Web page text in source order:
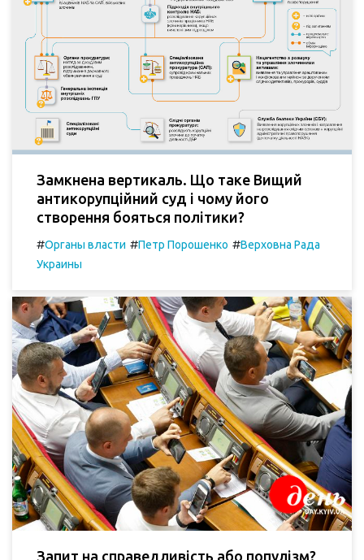
Замкнена вертикаль. Що таке Вищий
антикорупційний суд і чому його
створення бояться політики?
#Органы власти #Петр Порошенко #Верховна Рада
Украины
Запит на справедливість або популізм?